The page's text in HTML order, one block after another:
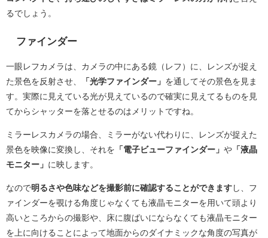
るでしょう。
ファインダー
一眼レフカメラは、カメラの中にある鏡（レフ）に、レンズが捉え
た景色を反射させ、
「光学ファインダー」 を通してその景色を見ま
す。実際に見えている光が見えているので確実に見えてるものを見
てからシャッターを落とせるのはメリットですね。
ミラーレスカメラの場合、ミラーがない代わりに、レンズが捉えた
景色を映像に変換し、それを 「電子ビューファインダー」 や 「液晶
モニター」 に映します。
なので明るさや色味などを撮影前に確認することができます し、フ
ァインダーを覗ける角度じゃなくても液晶モニターを用いて頭より
高いところからの撮影や、床に腹ばいにならなくても液晶モニター
を上に向けることによって地面からのダイナミックな角度の写真が